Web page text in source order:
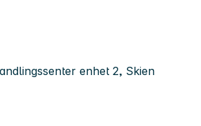
enhet 2, Skien